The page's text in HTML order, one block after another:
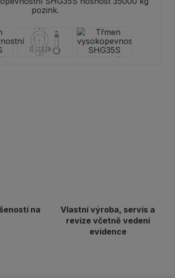
na
Vlastní výroba, servis a
revize včetně vedení
evidence